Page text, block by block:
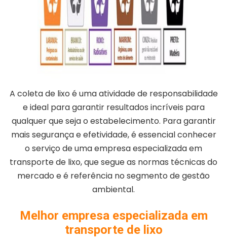
A coleta de lixo é uma atividade de responsabilidade
e ideal para garantir resultados incríveis para
qualquer que seja o estabelecimento. Para garantir
mais segurança e efetividade, é essencial conhecer
o serviço de uma empresa especializada em
transporte de lixo, que segue as normas técnicas do
mercado e é referência no segmento de gestão
ambiental.
Melhor empresa especializada em
transporte de lixo